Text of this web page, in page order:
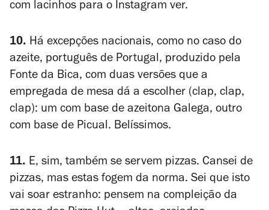
com lacinhos para o Instagram ver.
10. Há excepções nacionais, como no caso do
azeite, português de Portugal, produzido pela
Fonte da Bica, com duas versões que a
empregada de mesa dá a escolher (clap, clap,
clap): um com base de azeitona Galega, outro
com base de Picual. Belíssimos.
11. E, sim, também se servem pizzas. Cansei de
pizzas, mas estas fogem da norma. Sei que isto
vai soar estranho: pensem na compleição da